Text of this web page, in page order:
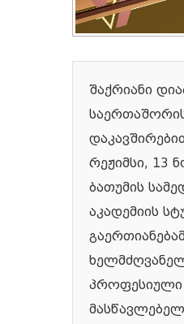
შაქრიანი
რეჟიმსი, 13
ბათუმის
აკადემიის
პროფესიული